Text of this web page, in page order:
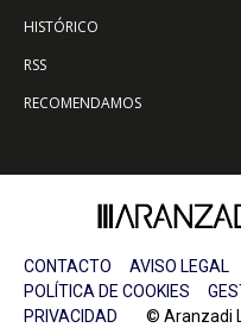
HISTÓRICO
RSS
RECOMENDAMOS
CONTACTO AVISO LEGAL
POLÍTICA DE COOKIES
PRIVACIDAD © Aranzadi